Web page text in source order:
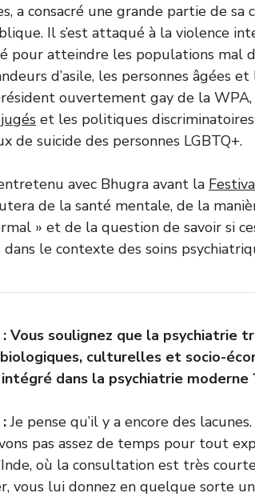
a consacré une grande partie de sa
Il s’est attaqué à la violence
pour atteindre les populations mal
d’asile, les personnes âgées
ouvertement gay de la WPA,
et les politiques
de suicide des personnes LGBTQ+.
avec Bhugra avant la
de la santé mentale, de la
» et de la question de savoir si
le contexte des soins
Vous soulignez que la psychiatrie
culturelles et socio-
dans la psychiatrie moderne
:Je pense qu’il y a encore des
pas assez de temps pour tout
où la consultation est très
vous lui donnez en quelque sorte